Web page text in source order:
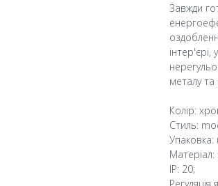
Завжди
інтер'єрі,
металу та
Колір:
Стиль:
Упаковка:
Матеріал:
IP: 20;
Регуляція